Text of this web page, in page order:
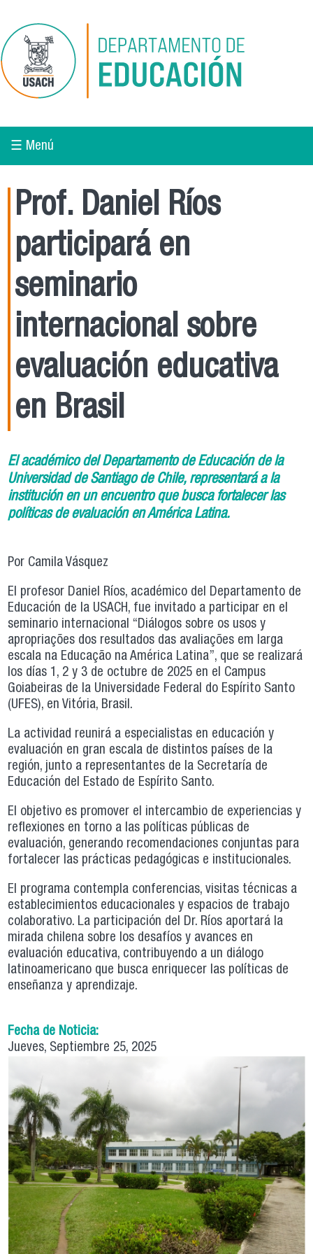
☰ Menú
Prof. Daniel Ríos
participará en
seminario
internacional sobre
evaluación educativa
en Brasil
El académico del Departamento de Educación de la
Universidad de Santiago de Chile, representará a la
institución en un encuentro que busca fortalecer las
políticas de evaluación en América Latina.
Por Camila Vásquez
El profesor Daniel Ríos, académico del Departamento de
Educación de la USACH, fue invitado a participar en el
seminario internacional “Diálogos sobre os usos y
apropriações dos resultados das avaliações em larga
escala na Educação na América Latina”, que se realizará
los días 1, 2 y 3 de octubre de 2025 en el Campus
Goiabeiras de la Universidade Federal do Espírito Santo
(UFES), en Vitória, Brasil.
La actividad reunirá a especialistas en educación y
evaluación en gran escala de distintos países de la
región, junto a representantes de la Secretaría de
Educación del Estado de Espírito Santo.
El objetivo es promover el intercambio de experiencias y
reflexiones en torno a las políticas públicas de
evaluación, generando recomendaciones conjuntas para
fortalecer las prácticas pedagógicas e institucionales.
El programa contempla conferencias, visitas técnicas a
establecimientos educacionales y espacios de trabajo
colaborativo. La participación del Dr. Ríos aportará la
mirada chilena sobre los desafíos y avances en
evaluación educativa, contribuyendo a un diálogo
latinoamericano que busca enriquecer las políticas de
enseñanza y aprendizaje.
Fecha de Noticia:
Jueves, Septiembre 25, 2025